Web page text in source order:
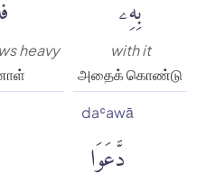
with it
அதைக் கொண்டு
heavy
daʿawā
دَّعَوَا